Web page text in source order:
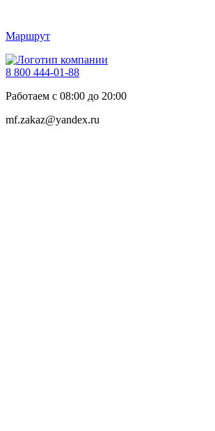
Маршрут
8 800 444-01-88
Работаем с 08:00 до 20:00
mf.zakaz@yandex.ru